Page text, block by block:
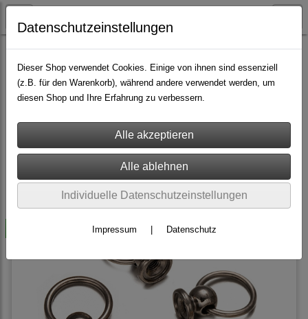
Nieten & Zubehör Schraubnieten >> Menge
Sortierung wählen
Produkte je Seite
Datenschutzeinstellungen
Dieser Shop verwendet Cookies. Einige von ihnen sind essenziell
(z.B. für den Warenkorb), während andere verwendet werden, um
diesen Shop und Ihre Erfahrung zu verbessern.
Individuelle Datenschutzeinstellungen
Impressum Datenschutz